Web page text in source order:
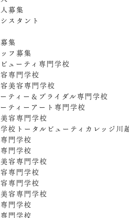
募集
スタント
集
フ募集
ューティ専門学校
専門学校
美容専門学校
ティー＆ブライダル専門学校
ティーアート専門学校
容専門学校
校トータルビューティカレッジ川
門学校
門学校
容専門学校
専門学校
専門学校
容専門学校
門学校
門学校